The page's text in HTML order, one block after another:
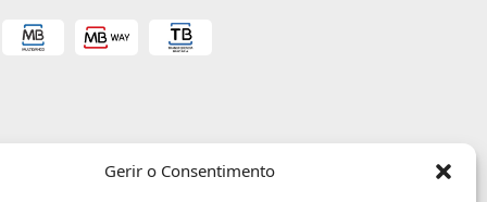
Gerir o Consentimento